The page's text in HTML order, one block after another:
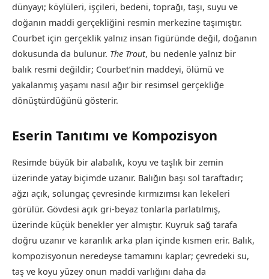
dünyayı; köylüleri, işçileri, bedeni, toprağı, taşı, suyu ve
doğanın maddi gerçekliğini resmin merkezine taşımıştır.
Courbet için gerçeklik yalnız insan figüründe değil, doğanın
dokusunda da bulunur. The Trout, bu nedenle yalnız bir
balık resmi değildir; Courbet’nin maddeyi, ölümü ve
yakalanmış yaşamı nasıl ağır bir resimsel gerçekliğe
dönüştürdüğünü gösterir.
Eserin Tanıtımı ve Kompozisyon
Resimde büyük bir alabalık, koyu ve taşlık bir zemin
üzerinde yatay biçimde uzanır. Balığın başı sol taraftadır;
ağzı açık, solungaç çevresinde kırmızımsı kan lekeleri
görülür. Gövdesi açık gri-beyaz tonlarla parlatılmış,
üzerinde küçük benekler yer almıştır. Kuyruk sağ tarafa
doğru uzanır ve karanlık arka plan içinde kısmen erir. Balık,
kompozisyonun neredeyse tamamını kaplar; çevredeki su,
taş ve koyu yüzey onun maddi varlığını daha da